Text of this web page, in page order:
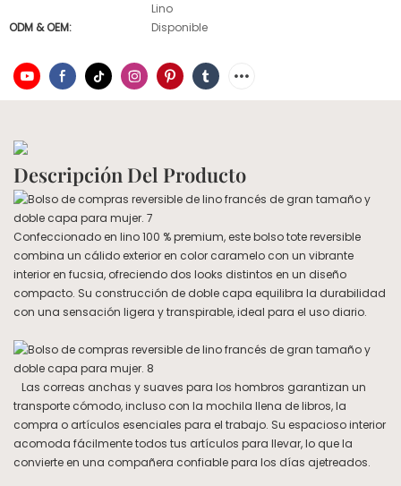
Lino
ODM & OEM:
Disponible
Descripción Del Producto
Confeccionado en lino 100 % premium, este bolso tote reversible
combina un cálido exterior en color caramelo con un vibrante
interior en fucsia, ofreciendo dos looks distintos en un diseño
compacto. Su construcción de doble capa equilibra la durabilidad
con una sensación ligera y transpirable, ideal para el uso diario.
Las correas anchas y suaves para los hombros garantizan un
transporte cómodo, incluso con la mochila llena de libros, la
compra o artículos esenciales para el trabajo. Su espacioso interior
acomoda fácilmente todos tus artículos para llevar, lo que la
convierte en una compañera confiable para los días ajetreados.